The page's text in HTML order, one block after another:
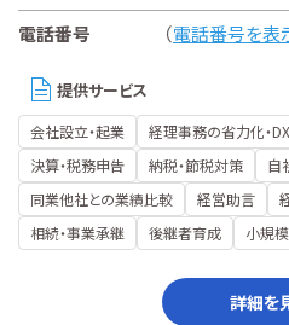
電話番号
（電話番号を表
提供サービス
会社設立・起業 経理事務の省力化・DX
決算・税務申告
納税・節税対策 自
同業他社との業績比較
経営助言
相続・事業承継
後継者育成 小規
詳細を